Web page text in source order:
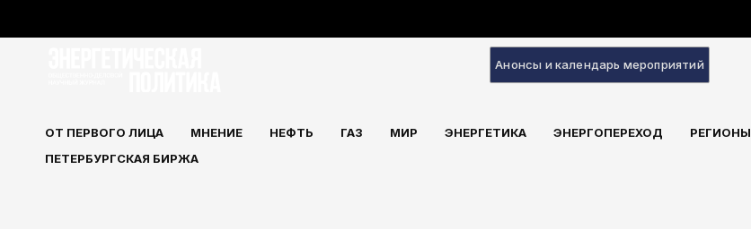
Анонсы и календарь мероприятий
ОТ ПЕРВОГО ЛИЦА МНЕНИЕ НЕФТЬ ГАЗ МИР ЭНЕРГЕТИКА ЭНЕРГОПЕРЕХОД РЕГИОНЫ
ПЕТЕРБУРГСКАЯ БИРЖА